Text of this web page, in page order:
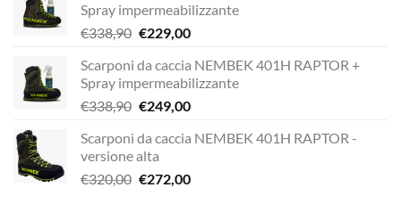
Spray impermeabilizzante
€338,90 Il
originale
era:
€338,90.
€229,00Il
attuale
è:
€229,00.
Scarponi da caccia NEMBEK 401H RAPTOR +
Spray impermeabilizzante
€338,90 Il
originale
era:
€338,90.
€249,00Il
attuale
€249,00.
Scarponi da caccia NEMBEK 401H RAPTOR -
versione alta
€320,00 Il
€272,00Il